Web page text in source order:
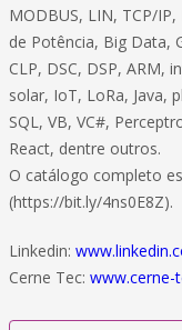
MODBUS, LIN, TCP/
de Potência, Big Data,
CLP, DSC, DSP, ARM,
solar, IoT, LoRa, Java,
SQL, VB, VC#,
React, dentre outros.
O catálogo completo
(https://bit.ly/4ns0E8Z).
Linkedin:
Cerne Tec: www.cerne-